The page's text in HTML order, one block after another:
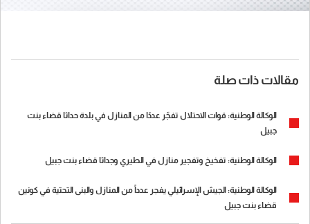
مقالات ذات صلة
الوكالة الوطنية: قوات الاحتلال تفجّر عددًا من المنازل في بلدة حداثا قضاء بنت
جبيل
الوكالة الوطنية: تفخيخ وتفجير منازل في الطيري وجداثا قضاء بنت جبيل
الوكالة الوطنية: الجيش الإسرائيلي يفجر عدداً من المنازل والبنى التحتية في كونين
قضاء بنت جبيل